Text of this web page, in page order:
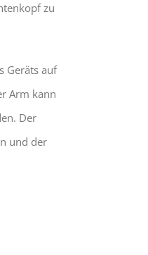
zu
Geräts auf
Arm kann
Der
und der